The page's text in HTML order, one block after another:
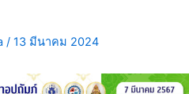
/ 13 มีนาคม 2024